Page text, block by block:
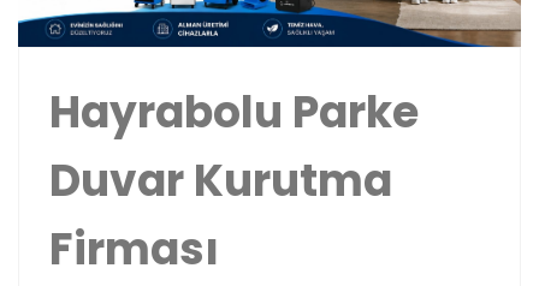
Hayrabolu Parke
Duvar Kurutma
Firması